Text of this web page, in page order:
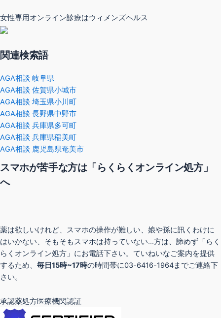
女性専用オンライン診療はウィメンズヘルス
関連検索語
AGA相談 岐阜県
AGA相談 佐賀県小城市
AGA相談 埼玉県小川町
AGA相談 長野県中野市
AGA相談 兵庫県多可町
AGA相談 兵庫県稲美町
AGA相談 鹿児島県奄美市
スマホが苦手な方は「らくらくオンライン処方」
へ
薬は欲しいけれど、スマホの操作が難しい、娘や孫に訊くわけに
はいかない、そもそもスマホは持っていない…方は、諦めず「らく
らくオンライン処方」にお電話下さい。ていねいなご案内を提供
するため、 毎日15時~17時の時間帯に03-6416-1964までご連絡下
さい。
承認薬処方医療機関認証